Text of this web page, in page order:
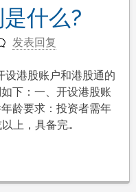
什么?
发表回复
设港股账户和港股通的
下：一、开设港股账
龄要求：投资者需年
上，具备完…